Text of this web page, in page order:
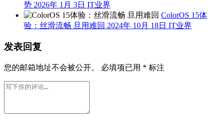
势 2026年 1月 3日 IT业界
ColorOS 15体
验：丝滑流畅 旦用难回 2024年 10月 18日 IT业界
发表回复
您的邮箱地址不会被公开。 必填项已用 * 标注